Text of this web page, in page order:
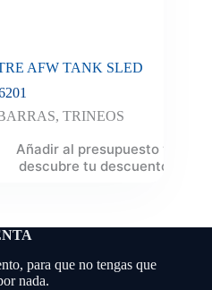
AFW TANK SLED
,TRINEOS
Añadir al presupuesto y
descubre tu descuento
para que no tengas que
nada.